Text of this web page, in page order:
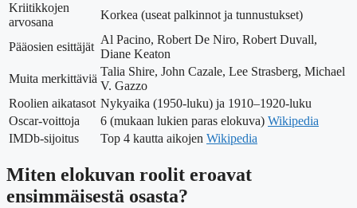
Kriitikkojen
arvosana
Korkea (useat palkinnot ja tunnustukset)
Pääosien esittäjät
Al Pacino, Robert De Niro, Robert Duvall,
Diane Keaton
Muita merkittäviä
Talia Shire, John Cazale, Lee Strasberg, Michael
V. Gazzo
Roolien aikatasot Nykyaika (1950-luku) ja 1910–1920-luku
Oscar-voittoja
6 (mukaan lukien paras elokuva) Wikipedia
IMDb-sijoitus
Top 4 kautta aikojen Wikipedia
Miten elokuvan roolit eroavat
ensimmäisestä osasta?